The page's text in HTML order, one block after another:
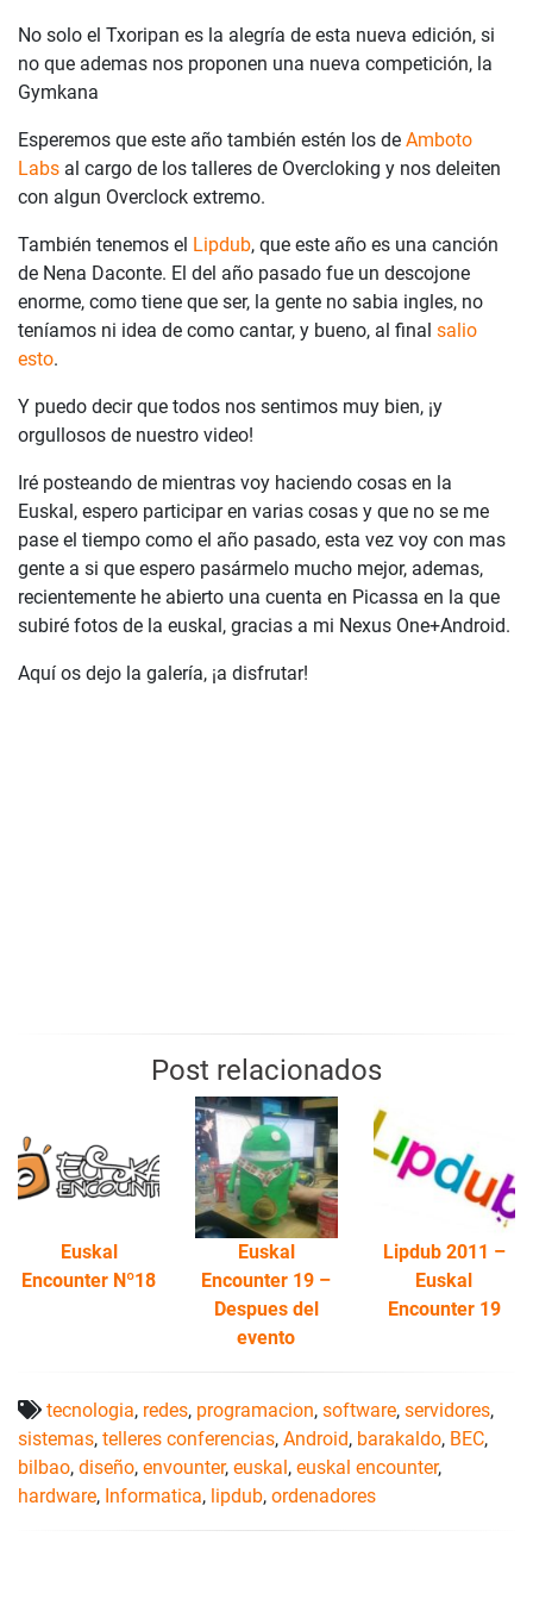
No solo el Txoripan es la alegría de esta nueva edición, si
no que ademas nos proponen una nueva competición, la
Gymkana
Esperemos que este año también estén los de Amboto
Labs al cargo de los talleres de Overcloking y nos deleiten
con algun Overclock extremo.
También tenemos el Lipdub, que este año es una canción
de Nena Daconte. El del año pasado fue un descojone
enorme, como tiene que ser, la gente no sabia ingles, no
teníamos ni idea de como cantar, y bueno, al final salio
esto.
Y puedo decir que todos nos sentimos muy bien, ¡y
orgullosos de nuestro video!
Iré posteando de mientras voy haciendo cosas en la
Euskal, espero participar en varias cosas y que no se me
pase el tiempo como el año pasado, esta vez voy con mas
gente a si que espero pasármelo mucho mejor, ademas,
recientemente he abierto una cuenta en Picassa en la que
subiré fotos de la euskal, gracias a mi Nexus One+Android.
Aquí os dejo la galería, ¡a disfrutar!
Post relacionados
Euskal
Encounter Nº18
Euskal
Encounter 19 –
Despues del
evento
Lipdub 2011 –
Euskal
Encounter 19
tecnologia, redes, programacion, software, servidores,
sistemas, telleres conferencias, Android, barakaldo, BEC,
bilbao, diseño, envounter, euskal, euskal encounter,
hardware, Informatica, lipdub, ordenadores